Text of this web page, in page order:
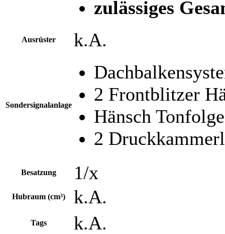
zulässiges
Ausrüster k.A.
Sondersignalanlage
2 Frontblitzer
Hänsch
2
Besatzung 1/x
Hubraum (cm³) k.A.
Tags k.A.